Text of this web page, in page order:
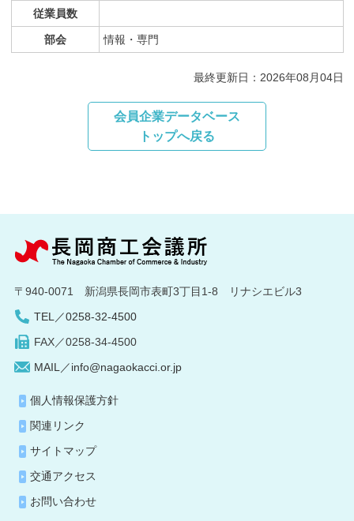
従業員数
部会 情報・専門
最終更新日：2026年08月04日
会員企業データベース
トップへ戻る
〒940-0071 新潟県長岡市表町3丁目1-8 リナシエビル3
TEL／0258-32-4500
FAX／0258-34-4500
MAIL／info@nagaokacci.or.jp
個人情報保護方針
関連リンク
サイトマップ
交通アクセス
お問い合わせ